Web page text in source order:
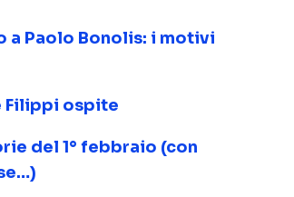
a Paolo Bonolis: i motivi
Filippi ospite
del 1° febbraio (con